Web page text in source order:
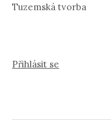
Tuzemská tvorba
Přihlásit se